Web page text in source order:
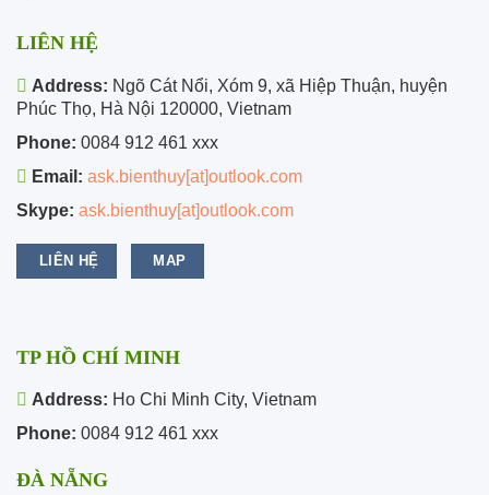
LIÊN HỆ
Address: Ngõ Cát Nổi, Xóm 9, xã Hiệp Thuận, huyện
Phúc Thọ, Hà Nội 120000, Vietnam
Phone: 0084 912 461 xxx
Email: ask.bienthuy[at]outlook.com
Skype: ask.bienthuy[at]outlook.com
LIÊN HỆ MAP
TP HỒ CHÍ MINH
Address: Ho Chi Minh City, Vietnam
Phone: 0084 912 461 xxx
ĐÀ NẴNG